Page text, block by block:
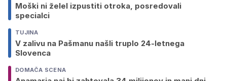
Moški ni želel izpustiti otroka, posredovali
specialci
TUJINA
V zalivu na Pašmanu našli truplo 24-letnega
Slovenca
DOMAČA SCENA